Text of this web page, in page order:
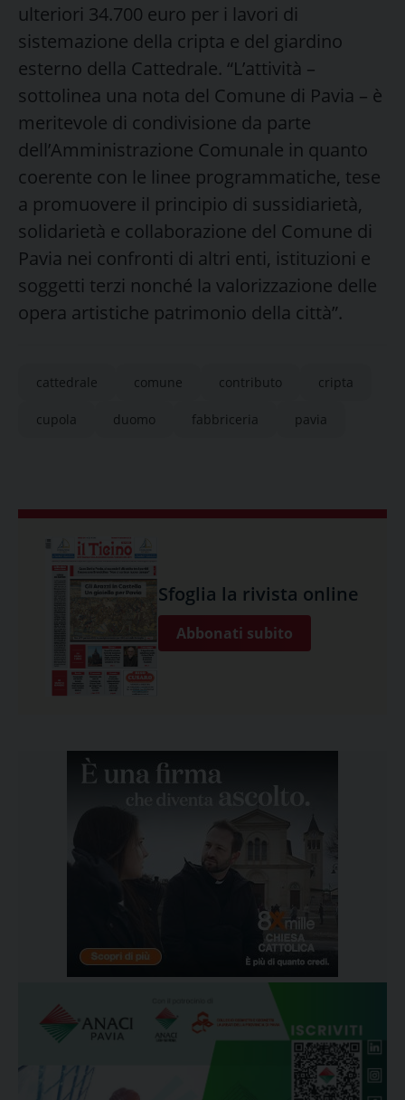
ulteriori 34.700 euro per i lavori di
sistemazione della cripta e del giardino
esterno della Cattedrale. “L’attività –
sottolinea una nota del Comune di Pavia – è
meritevole di condivisione da parte
dell’Amministrazione Comunale in quanto
coerente con le linee programmatiche, tese
a promuovere il principio di sussidiarietà,
solidarietà e collaborazione del Comune di
Pavia nei confronti di altri enti, istituzioni e
soggetti terzi nonché la valorizzazione delle
opera artistiche patrimonio della città”.
cattedrale comune contributo cripta
cupola duomo fabbriceria pavia
Sfoglia la rivista online
Abbonati subito